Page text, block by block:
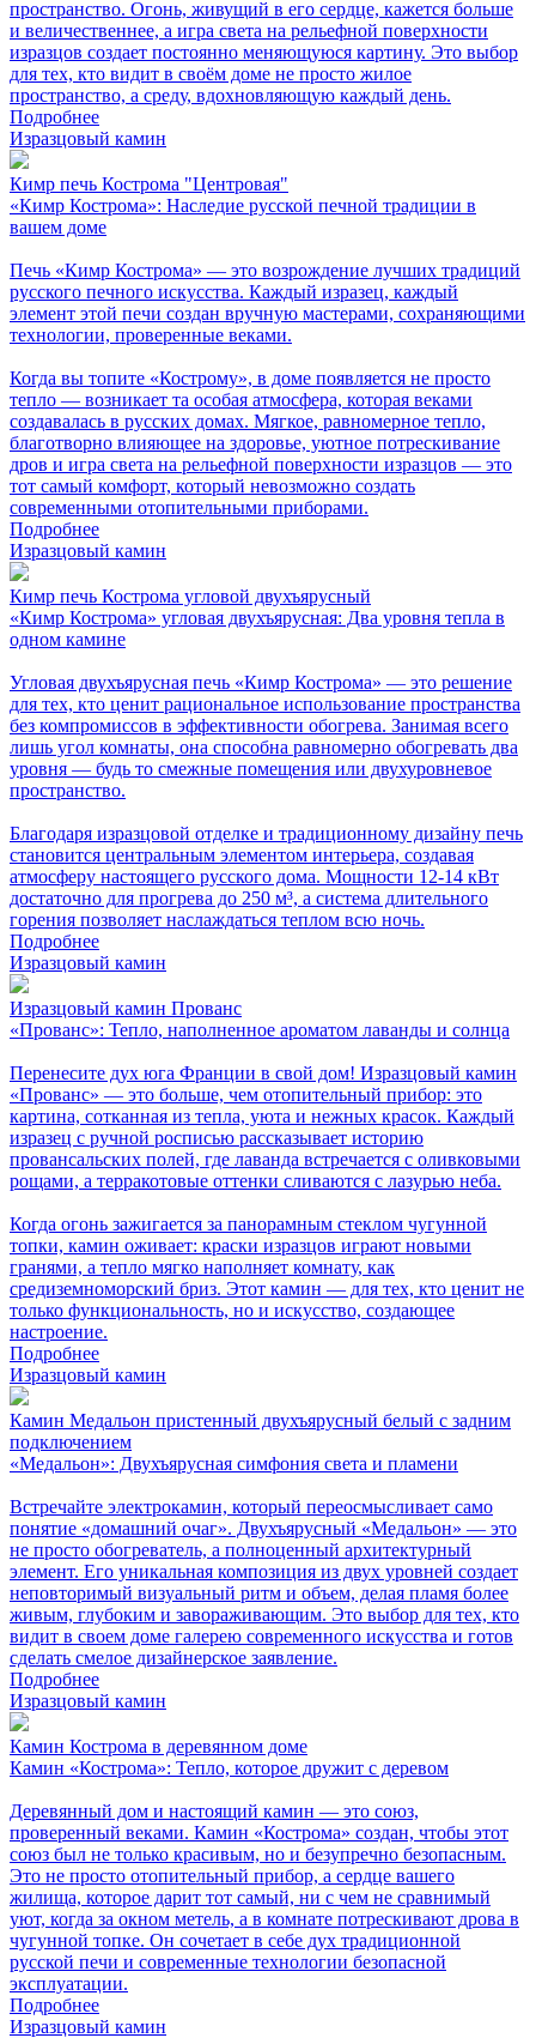
пространство. Огонь, живущий в его сердце, кажется больше
и величественнее, а игра света на рельефной поверхности
изразцов создает постоянно меняющуюся картину. Это выбор
для тех, кто видит в своём доме не просто жилое
пространство, а среду, вдохновляющую каждый день.
Подробнее
Изразцовый камин
Кимр печь Кострома "Центровая"
«Кимр Кострома»: Наследие русской печной традиции в
вашем доме
Печь «Кимр Кострома» — это возрождение лучших традиций
русского печного искусства. Каждый изразец, каждый
элемент этой печи создан вручную мастерами, сохраняющими
технологии, проверенные веками.
Когда вы топите «Кострому», в доме появляется не просто
тепло — возникает та особая атмосфера, которая веками
создавалась в русских домах. Мягкое, равномерное тепло,
благотворно влияющее на здоровье, уютное потрескивание
дров и игра света на рельефной поверхности изразцов — это
тот самый комфорт, который невозможно создать
современными отопительными приборами.
Подробнее
Изразцовый камин
Кимр печь Кострома угловой двухъярусный
«Кимр Кострома» угловая двухъярусная: Два уровня тепла в
одном камине
Угловая двухъярусная печь «Кимр Кострома» — это решение
для тех, кто ценит рациональное использование пространства
без компромиссов в эффективности обогрева. Занимая всего
лишь угол комнаты, она способна равномерно обогревать два
уровня — будь то смежные помещения или двухуровневое
пространство.
Благодаря изразцовой отделке и традиционному дизайну печь
становится центральным элементом интерьера, создавая
атмосферу настоящего русского дома. Мощности 12-14 кВт
достаточно для прогрева до 250 м³, а система длительного
горения позволяет наслаждаться теплом всю ночь.
Подробнее
Изразцовый камин
Изразцовый камин Прованс
«Прованс»: Тепло, наполненное ароматом лаванды и солнца
Перенесите дух юга Франции в свой дом! Изразцовый камин
«Прованс» — это больше, чем отопительный прибор: это
картина, сотканная из тепла, уюта и нежных красок. Каждый
изразец с ручной росписью рассказывает историю
провансальских полей, где лаванда встречается с оливковыми
рощами, а терракотовые оттенки сливаются с лазурью неба.
Когда огонь зажигается за панорамным стеклом чугунной
топки, камин оживает: краски изразцов играют новыми
гранями, а тепло мягко наполняет комнату, как
средиземноморский бриз. Этот камин — для тех, кто ценит не
только функциональность, но и искусство, создающее
настроение.
Подробнее
Изразцовый камин
Камин Медальон пристенный двухъярусный белый с задним
подключением
«Медальон»: Двухъярусная симфония света и пламени
Встречайте электрокамин, который переосмысливает само
понятие «домашний очаг». Двухъярусный «Медальон» — это
не просто обогреватель, а полноценный архитектурный
элемент. Его уникальная композиция из двух уровней создает
неповторимый визуальный ритм и объем, делая пламя более
живым, глубоким и завораживающим. Это выбор для тех, кто
видит в своем доме галерею современного искусства и готов
сделать смелое дизайнерское заявление.
Подробнее
Изразцовый камин
Камин Кострома в деревянном доме
Камин «Кострома»: Тепло, которое дружит с деревом
Деревянный дом и настоящий камин — это союз,
проверенный веками. Камин «Кострома» создан, чтобы этот
союз был не только красивым, но и безупречно безопасным.
Это не просто отопительный прибор, а сердце вашего
жилища, которое дарит тот самый, ни с чем не сравнимый
уют, когда за окном метель, а в комнате потрескивают дрова в
чугунной топке. Он сочетает в себе дух традиционной
русской печи и современные технологии безопасной
эксплуатации.
Подробнее
Изразцовый камин